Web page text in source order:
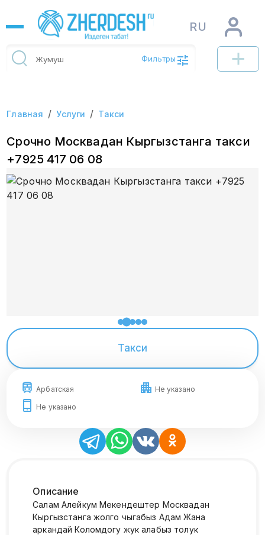
RU
Фильтры
Главная / Услуги / Такси
Срочно Москвадан Кыргызстанга такси
+7925 417 06 08
Такси
Арбатская
Не указано
Не указано
Описание
Салам Алейкум Мекендештер Москвадан
Кыргызстанга жолго чыгабыз Адам Жана
аркандай Коломдогу жук алабыз толук